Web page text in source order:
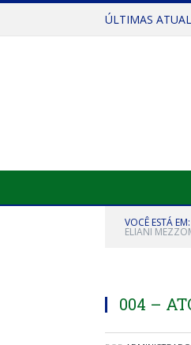
ÚLTIMAS
VOCÊ ESTÁ EM:
ELIANI
004 –